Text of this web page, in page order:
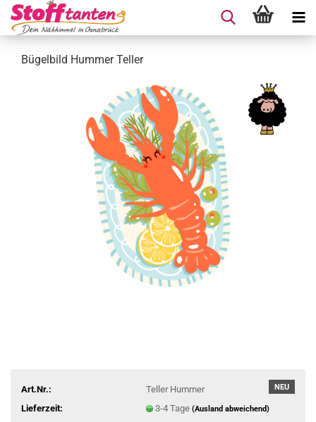
Bügelbild Hummer Teller
NEU
Art.Nr.:
Teller Hummer
Lieferzeit:
3-4 Tage (Ausland abweichend)